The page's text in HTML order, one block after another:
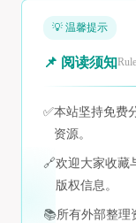
💡 温馨提示
📌 阅读须知
✅本站坚持免费
资源。
🔗欢迎大家收藏
版权信息。
📚所有外部整理